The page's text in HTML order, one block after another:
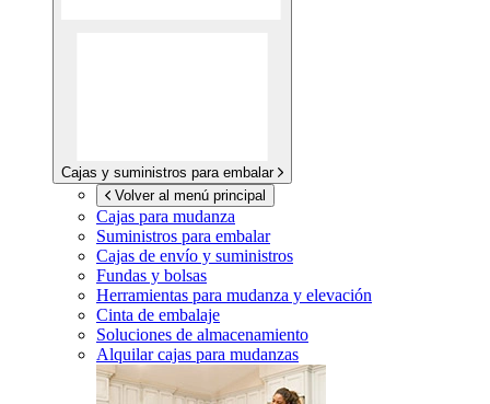
Cajas y suministros para embalar
Volver al menú principal
Cajas para mudanza
Suministros para embalar
Cajas de envío y suministros
Fundas y bolsas
Herramientas para mudanza y elevación
Cinta de embalaje
Soluciones de almacenamiento
Alquilar cajas para mudanzas